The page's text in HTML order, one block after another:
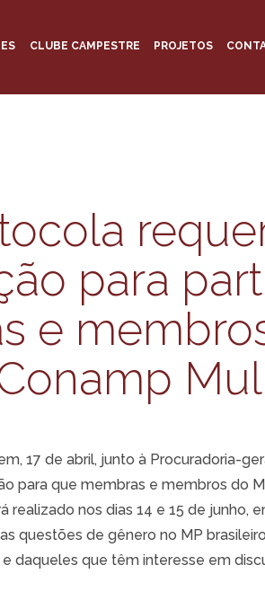
CLUBE CAMPESTRE PROJETOS
para
e
17 de abril, junto à Procuradoria-
para que membras e membros do
realizado nos dias 14 e 15 de junho,
questões de gênero no MP
daqueles que têm interesse em